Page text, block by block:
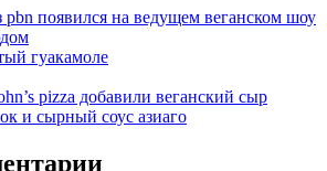
pbn появился на ведущем веганском шоу
гуакамоле
pizza добавили веганский сыр
и сырный соус азиаго